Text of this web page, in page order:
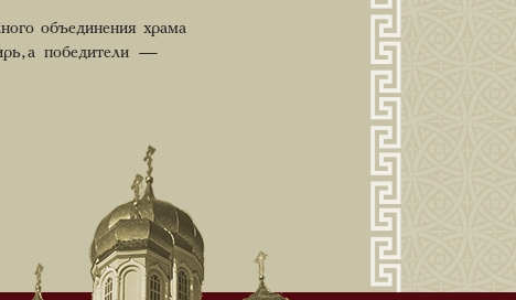
объединения храма
а победители —